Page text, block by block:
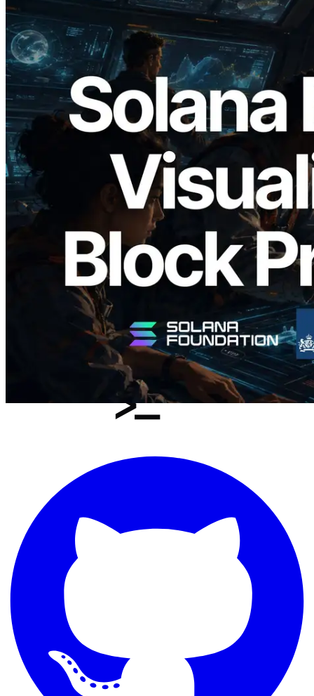
2026.05.24
Validators Solutions lanceert Solana
Block Analyzer — blockproductietijd per
slot en de toegewezen validator
gevisualiseerd